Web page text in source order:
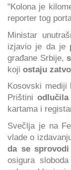
"Kolona je
reporter tog
Ministar
izjavio je da je
građane Srbije,
koji ostaju
Kosovski
Prištini
kartama i
Svečlja je na
vlade o
da se sprovodi
osigura